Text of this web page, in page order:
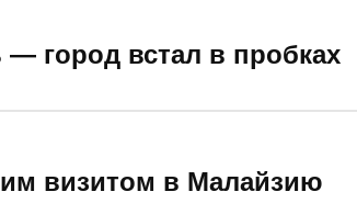
город встал в пробках
визитом в Малайзию